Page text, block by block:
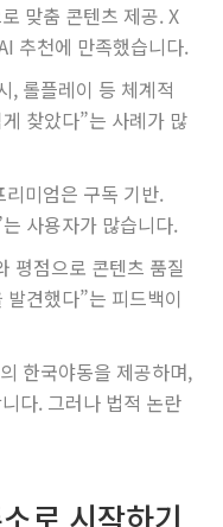
맞춤 콘텐츠 제공. X
추천에 만족했습니다.
, 롤플레이 등 체계적
찾았다”는 사례가 많
미엄은 구독 기반.
사용자가 많습니다.
평점으로 콘텐츠 품질
견했다”는 피드백이
한국야동을 제공하며,
다. 그러나 법적 논란
로 시작하기